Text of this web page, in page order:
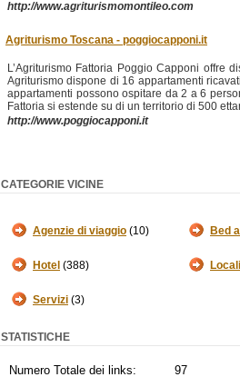
http://www.agriturismomontileo.com
Agriturismo Toscana - poggiocapponi.it
L’Agriturismo Fattoria Poggio Capponi offre
Agriturismo dispone di 16 appartamenti
appartamenti possono ospitare da 2 a 6
Fattoria si estende su di un territorio di 500
http://www.poggiocapponi.it
CATEGORIE VICINE
Agenzie di viaggio (10) Bed
Hotel (388)
Servizi (3)
STATISTICHE
Numero Totale dei links: 97